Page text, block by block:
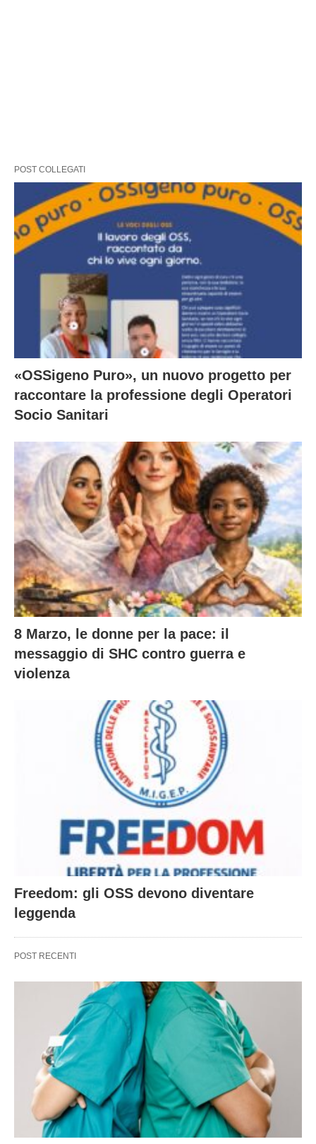
POST COLLEGATI
«OSSigeno Puro», un nuovo progetto per
raccontare la professione degli Operatori
Socio Sanitari
8 Marzo, le donne per la pace: il
messaggio di SHC contro guerra e
violenza
Freedom: gli OSS devono diventare
leggenda
POST RECENTI